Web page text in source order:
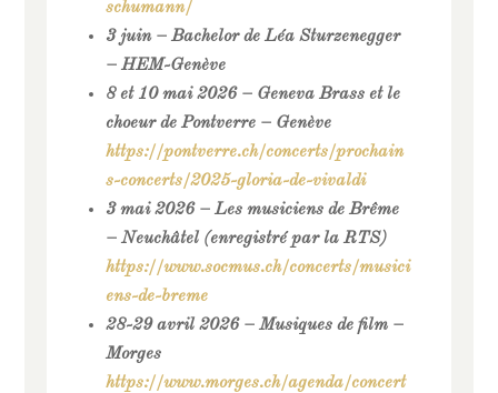
schumann/
3 juin – Bachelor de Léa Sturzenegger
– HEM-Genève
8 et 10 mai 2026 – Geneva Brass et le
choeur de Pontverre – Genève
https://pontverre.ch/concerts/prochain
s-concerts/2025-gloria-de-vivaldi
3 mai 2026 – Les musiciens de Brême
– Neuchâtel (enregistré par la RTS)
https://www.socmus.ch/concerts/musici
ens-de-breme
28-29 avril 2026 – Musiques de film –
Morges
https://www.morges.ch/agenda/concert